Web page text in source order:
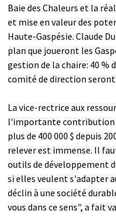
Baie des Chaleurs et la
et mise en valeur des
Haute-Gaspésie. Claude
plan que joueront les
gestion de la chaire: 40 %
comité de direction seront
La vice-rectrice aux
l'importante contribution
plus de 400 000 $ depuis
relever est immense. Il
outils de développement
si elles veulent s'adapter
déclin à une société
vous dans ce sens", a fait